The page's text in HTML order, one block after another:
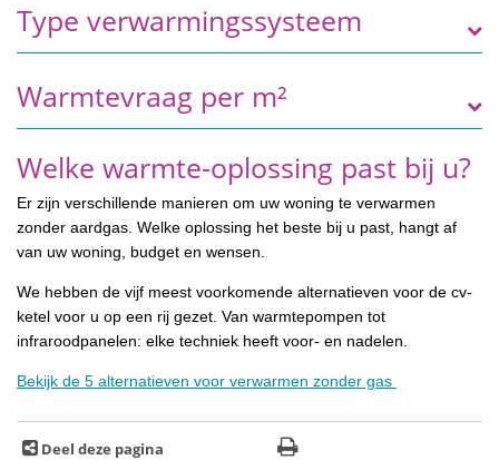
Type verwarmingssysteem
Warmtevraag per m²
Welke warmte-oplossing past bij u?
Er zijn verschillende manieren om uw woning te verwarmen
zonder aardgas. Welke oplossing het beste bij u past, hangt af
van uw woning, budget en wensen.
We hebben de vijf meest voorkomende alternatieven voor de cv-
ketel voor u op een rij gezet. Van warmtepompen tot
infraroodpanelen: elke techniek heeft voor- en nadelen.
Bekijk de 5 alternatieven voor verwarmen zonder gas
Deel deze pagina